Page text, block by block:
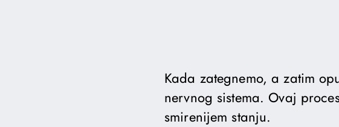
Kada zategnemo, a zatim
nervnog sistema. Ovaj
smirenijem stanju.